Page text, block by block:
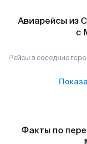
Авиарейсы из
с
Рейсы в соседние
Факты по